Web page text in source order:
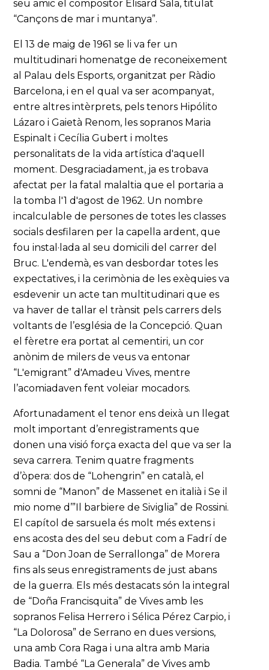
seu amic el compositor Elisard Sala, titulat
“Cançons de mar i muntanya”.
El 13 de maig de 1961 se li va fer un
multitudinari homenatge de reconeixement
al Palau dels Esports, organitzat per Ràdio
Barcelona, i en el qual va ser acompanyat,
entre altres intèrprets, pels tenors Hipólito
Lázaro i Gaietà Renom, les sopranos Maria
Espinalt i Cecília Gubert i moltes
personalitats de la vida artística d'aquell
moment. Desgraciadament, ja es trobava
afectat per la fatal malaltia que el portaria a
la tomba l'1 d'agost de 1962. Un nombre
incalculable de persones de totes les classes
socials desfilaren per la capella ardent, que
fou instal·lada al seu domicili del carrer del
Bruc. L'endemà, es van desbordar totes les
expectatives, i la cerimònia de les exèquies va
esdevenir un acte tan multitudinari que es
va haver de tallar el trànsit pels carrers dels
voltants de l’església de la Concepció. Quan
el fèretre era portat al cementiri, un cor
anònim de milers de veus va entonar
“L'emigrant” d'Amadeu Vives, mentre
l’acomiadaven fent voleiar mocadors.
Afortunadament el tenor ens deixà un llegat
molt important d’enregistraments que
donen una visió força exacta del que va ser la
seva carrera. Tenim quatre fragments
d’òpera: dos de “Lohengrin” en català, el
somni de “Manon” de Massenet en italià i Se il
mio nome d’”Il barbiere de Siviglia” de Rossini.
El capítol de sarsuela és molt més extens i
ens acosta des del seu debut com a Fadrí de
Sau a “Don Joan de Serrallonga” de Morera
fins als seus enregistraments de just abans
de la guerra. Els més destacats són la integral
de “Doña Francisquita” de Vives amb les
sopranos Felisa Herrero i Sélica Pérez Carpio, i
“La Dolorosa” de Serrano en dues versions,
una amb Cora Raga i una altra amb Maria
Badia. També “La Generala” de Vives amb